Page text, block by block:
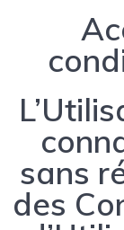
sans
des